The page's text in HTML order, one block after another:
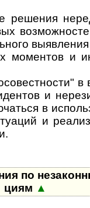
момен­тов и
и
в
и
по
циям ▲